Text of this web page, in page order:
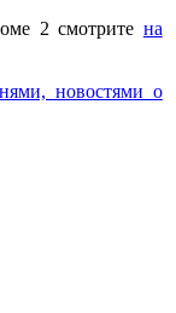
2 смотрите на
новостями о